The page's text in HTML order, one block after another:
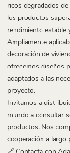
ricos degradados
los productos
rendimiento estable
Ampliamente
decoración de
ofrecemos diseños
adaptados a las
proyecto.
Invitamos a
mundo a consultar
productos. Nos
cooperación a largo